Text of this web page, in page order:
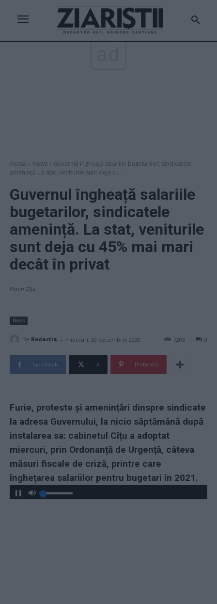
Acasă News
Guvernul îngheață salariile bugetarilor, sindicatele
amenință. La stat, veniturile sunt deja cu...
Guvernul îngheață salariile
bugetarilor, sindicatele
amenință. La stat, veniturile
sunt deja cu 45% mai mari
decât în privat
Florin Cîțu
News
De Redacţia - miercuri, 30 decembrie 2020 0
7206
Facebook X Pinterest
Furie, proteste și amenințări dinspre sindicate
la adresa Guvernului, la nicio săptămână după
instalarea sa: cabinetul Cîțu a adoptat
miercuri, prin Ordonanță de Urgență, câteva
măsuri fiscale de criză, printre care
înghețarea salariilor pentru bugetari în 2021.